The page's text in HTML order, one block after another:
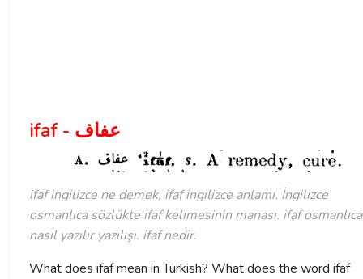
ifaf - عفاف
ifaf ingilizce ne demek, ifaf ingilizce anlamı. İngilizce
osmanlıca sözlükte ifaf kelimesinin manası. ifaf osmanlıca
nasıl yazılır yazılışı. ifaf nedir.
What does ifaf mean in Turkish? What does the word ifaf